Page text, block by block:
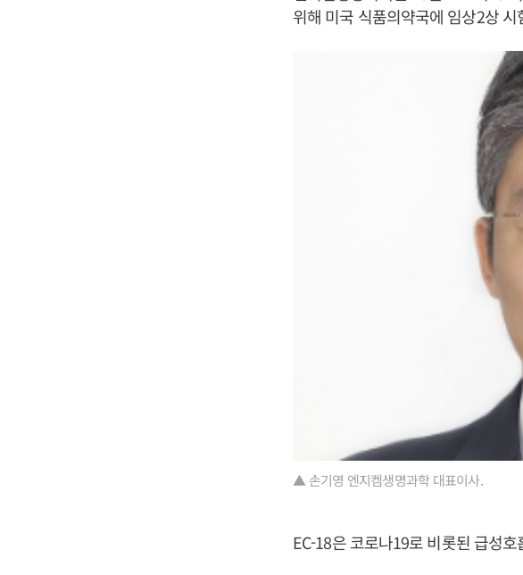
위해 미국 식품의약국에 임상2상
▲ 손기영 엔지켐생명과학 대표이사.
EC-18은 코로나19로 비롯된 급성